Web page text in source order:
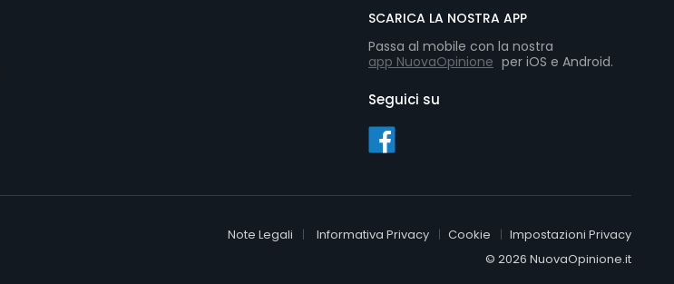
SCARICA LA NOSTRA APP
Passa al mobile con la nostra
app NuovaOpinione per iOS e Android.
Seguici su
Note Legali Informativa Privacy Cookie
Impostazioni Privacy
© 2026 NuovaOpinione.it